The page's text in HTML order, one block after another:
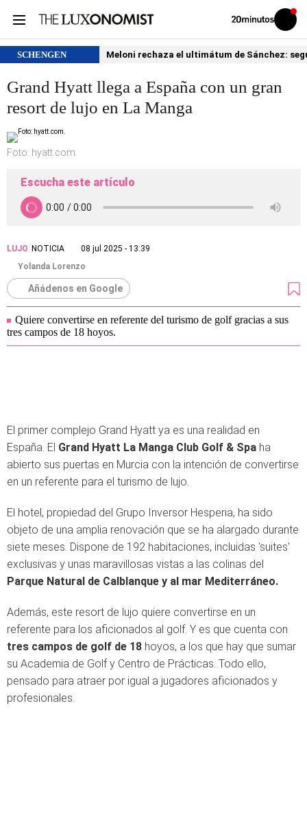
Volver
Iniciar
sesión
SCHENGEN Meloni rechaza el ultimátum de Sánchez:
Grand Hyatt llega a España con un gran
resort de lujo en La Manga
Foto: hyatt.com.
Escucha este artículo
LUJO NOTICIA
08 jul 2025 - 13:39
Yolanda Lorenzo
Añádenos en Google
Quiere convertirse en referente del turismo de golf gracias a sus
tres campos de 18 hoyos.
El primer complejo Grand Hyatt ya es una realidad en
España. El Grand Hyatt La Manga Club Golf & Spa ha
abierto sus puertas en Murcia con la intención de convertirse
en un referente para el turismo de lujo.
El hotel, propiedad del Grupo Inversor Hesperia, ha sido
objeto de una amplia renovación que se ha alargado durante
siete meses. Dispone de 192 habitaciones, incluidas 'suites'
exclusivas y unas maravillosas vistas a las colinas del
Parque Natural de Calblanque y al mar Mediterráneo.
Además, este resort de lujo quiere convertirse en un
referente para los aficionados al golf. Y es que cuenta con
tres campos de golf de 18 hoyos, a los que hay que sumar
su Academia de Golf y Centro de Prácticas. Todo ello,
pensado para atraer por igual a jugadores aficionados y
profesionales.